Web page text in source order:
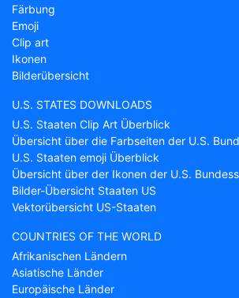
Färbung
Emoji
Clip art
Ikonen
Bilderübersicht
U.S. STATES DOWNLOADS
U.S. Staaten Clip Art Überblick
Übersicht über die Farbseiten der U.S.
U.S. Staaten emoji Überblick
Übersicht über der Ikonen der U.S.
Bilder-Übersicht Staaten US
Vektorübersicht US-Staaten
COUNTRIES OF THE WORLD
Afrikanischen Ländern
Asiatische Länder
Europäische Länder